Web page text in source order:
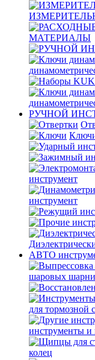
МАТЕРИАЛЫ
РУЧНОЙ
инструмент
инструмент
АВТО
шаровых
для тормозной
инструменты и
колец